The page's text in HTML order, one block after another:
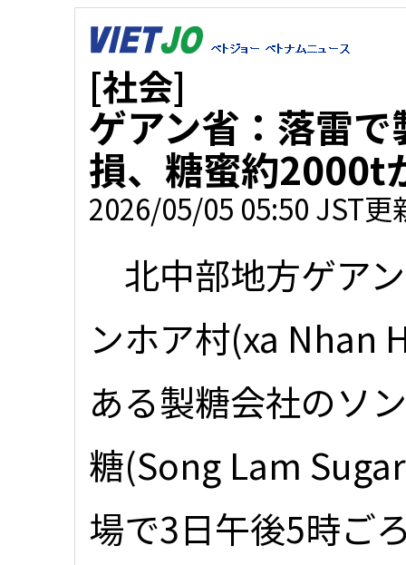
[社会]
ゲアン省：落雷
損、糖蜜約2000t
2026/05/05 05:50 JST更
北中部地方ゲア
ンホア村(xa Nhan
ある製糖会社のソ
糖(Song Lam
場で3日午後5時ご